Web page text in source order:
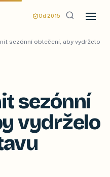
Od 2015
sezónní oblečení, aby vydrželo
sezónní
vydrželo